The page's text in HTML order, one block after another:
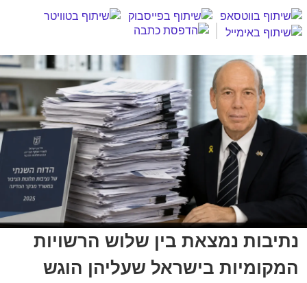
נתיבות נמצאת בין שלוש הרשויות
המקומיות בישראל שעליהן הוגש